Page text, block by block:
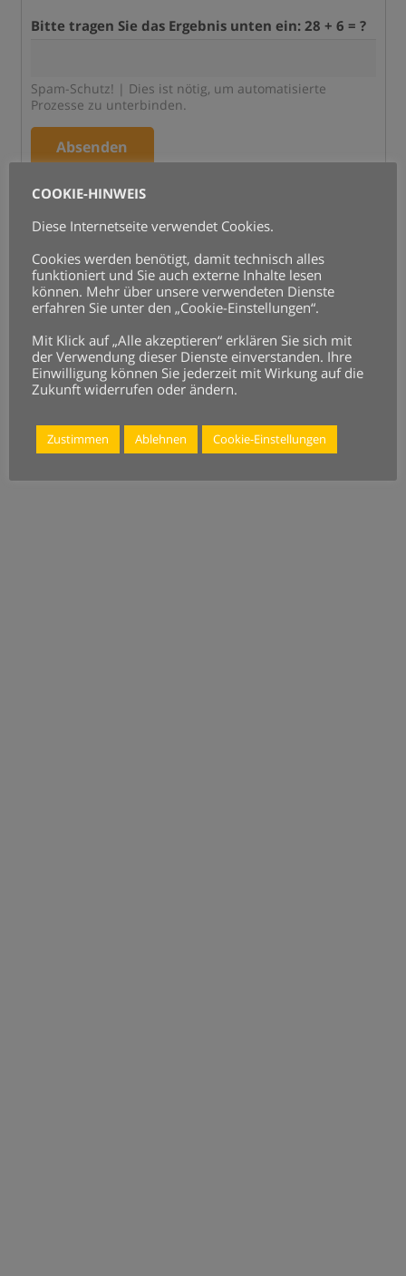
Bitte tragen Sie das Ergebnis unten ein: 28 + 6 = ?
Spam-Schutz! | Dies ist nötig, um automatisierte
Prozesse zu unterbinden.
Absenden
unsererDatenschutzerklärung.
COOKIE-HINWEIS
Diese Internetseite verwendet Cookies.
Cookies werden benötigt, damit technisch alles
funktioniert und Sie auch externe Inhalte lesen
können. Mehr über unsere verwendeten Dienste
erfahren Sie unter den „Cookie-Einstellungen“.
Mit Klick auf „Alle akzeptieren“ erklären Sie sich mit
der Verwendung dieser Dienste einverstanden. Ihre
Einwilligung können Sie jederzeit mit Wirkung auf die
Zukunft widerrufen oder ändern.
Zustimmen Ablehnen Cookie-Einstellungen